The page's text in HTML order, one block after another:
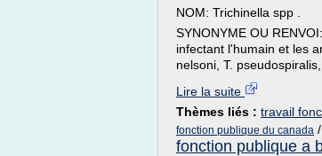
NOM: Trichinella spp .
SYNONYME OU
infectant l'humain et les
nelsoni, T. pseudospiralis,
Lire la suite
Thèmes liés : travail
fonction publique du canada /
fonction publique a